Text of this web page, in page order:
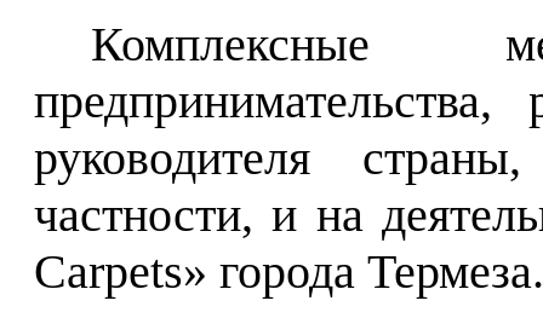
Комплексные
руководителя
частности, и на
Carpets» города Термеза.